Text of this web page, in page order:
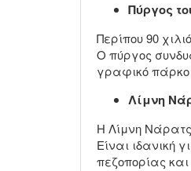
Πύργος
Περίπου 90
Ο πύργος
γραφικό πάρκο
Λίμνη
Η Λίμνη
Είναι ιδανική
πεζοπορίας